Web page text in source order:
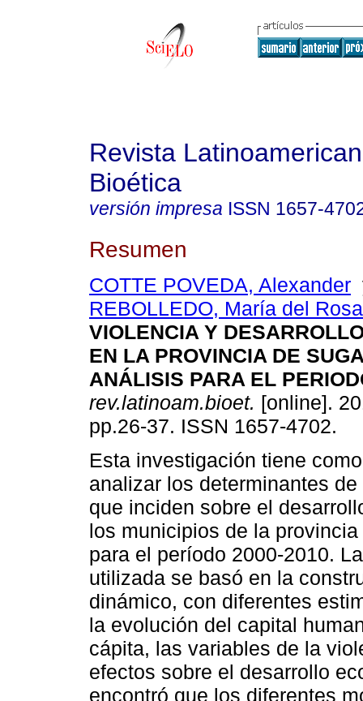
Revista
Bioética
versión impresa ISSN 1657-
Resumen
COTTE POVEDA, Alexander
REBOLLEDO, María del
VIOLENCIA Y
EN LA PROVINCIA DE
ANÁLISIS PARA EL
rev.latinoam.bioet. [online].
pp.26-37. ISSN 1657-4702.
Esta investigación tiene
analizar los determinantes
que inciden sobre el
los municipios de la
para el período 2000-2010.
utilizada se basó en la
dinámico, con diferentes
la evolución del capital
cápita, las variables de la
efectos sobre el desarrollo
encontró que los diferentes